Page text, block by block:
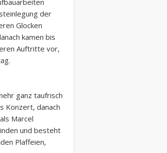
der
Glocken
kamen bis
Auftritte vor,
ganz taufrisch
Konzert, danach
Marcel
und besteht
Plaffeien,